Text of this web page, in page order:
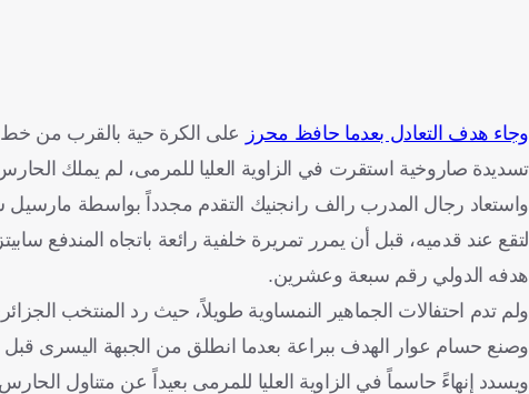
وجاء هدف التعادل بعدما حافظ محرز على الكرة حية بالقرب من خط
تسديدة صاروخية استقرت في الزاوية العليا للمرمى، لم يملك
واستعاد رجال المدرب رالف رانجنيك التقدم مجدداً بواسطة مارسيل
لتقع عند قدميه، قبل أن يمرر تمريرة خلفية رائعة باتجاه
هدفه الدولي رقم سبعة وعشرين.
ولم تدم احتفالات الجماهير النمساوية طويلاً، حيث رد المنتخب
وصنع حسام عوار الهدف ببراعة بعدما انطلق من الجبهة اليسرى قبل
ويسدد إنهاءً حاسماً في الزاوية العليا للمرمى بعيداً عن متناول